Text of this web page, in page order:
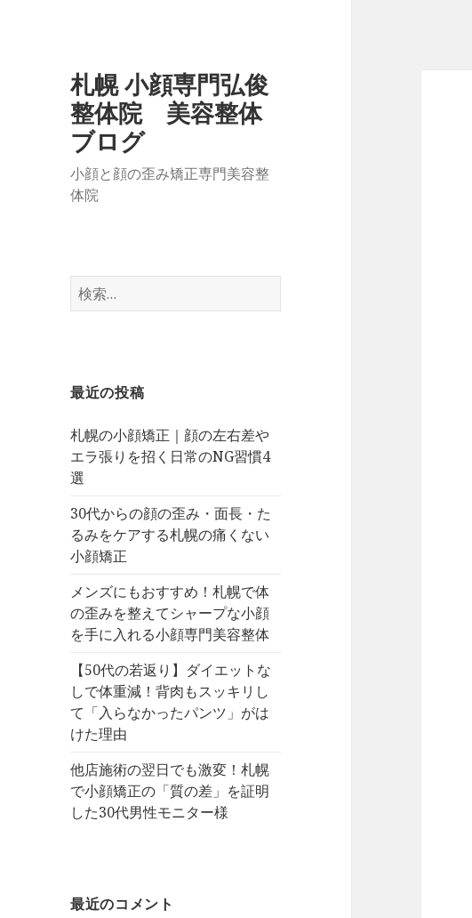
札幌 小顔専門弘俊
整体院 美容整体
ブログ
小顔と顔の歪み矯正専門美容整
体院
検
索
最近の投稿
札幌の小顔矯正｜顔の左右差や
エラ張りを招く日常のNG習慣4
選
30代からの顔の歪み・面長・た
るみをケアする札幌の痛くない
小顔矯正
メンズにもおすすめ！札幌で体
の歪みを整えてシャープな小顔
を手に入れる小顔専門美容整体
【50代の若返り】ダイエットな
しで体重減！背肉もスッキリし
て「入らなかったパンツ」がは
けた理由
他店施術の翌日でも激変！札幌
で小顔矯正の「質の差」を証明
した30代男性モニター様
最近のコメント